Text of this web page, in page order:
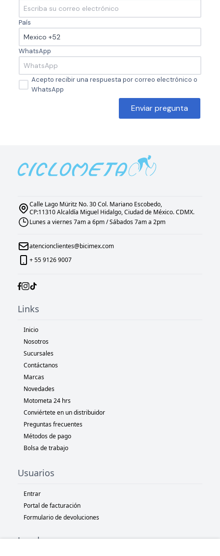
País
WhatsApp
Acepto recibir una respuesta por correo electrónico o
WhatsApp
Enviar pregunta
Calle Lago Müritz No. 30 Col. Mariano Escobedo,
CP:11310 Alcaldía Miguel Hidalgo, Ciudad de México. CDMX.
Lunes a viernes 7am a 6pm / Sábados 7am a 2pm
atencionclientes@bicimex.com
+ 55 9126 9007
Links
Inicio
Nosotros
Sucursales
Contáctanos
Marcas
Novedades
Motometa 24 hrs
Conviértete en un distribuidor
Preguntas frecuentes
Métodos de pago
Bolsa de trabajo
Usuarios
Entrar
Portal de facturación
Formulario de devoluciones
Legal